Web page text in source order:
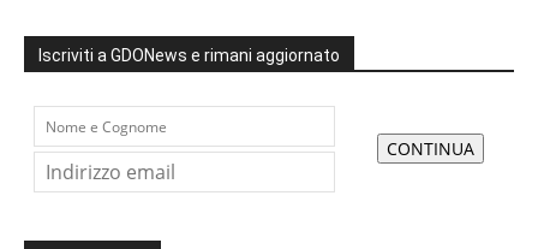
Iscriviti a GDONews e rimani aggiornato